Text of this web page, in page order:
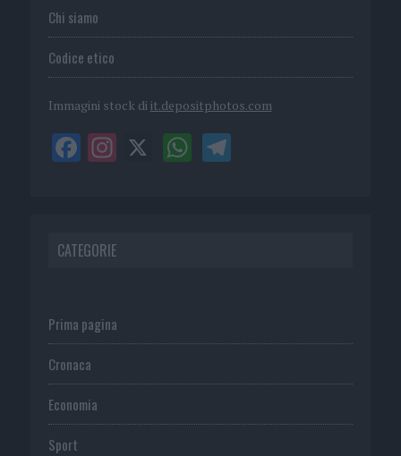
Chi siamo
Codice etico
Immagini stock di it.depositphotos.com
CATEGORIE
Prima pagina
Cronaca
Economia
Sport